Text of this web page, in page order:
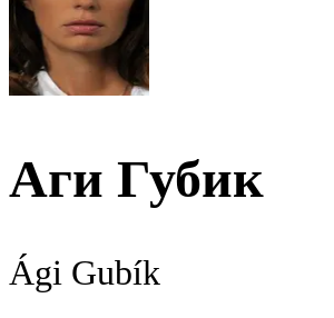
Аги Губик
Ági Gubík